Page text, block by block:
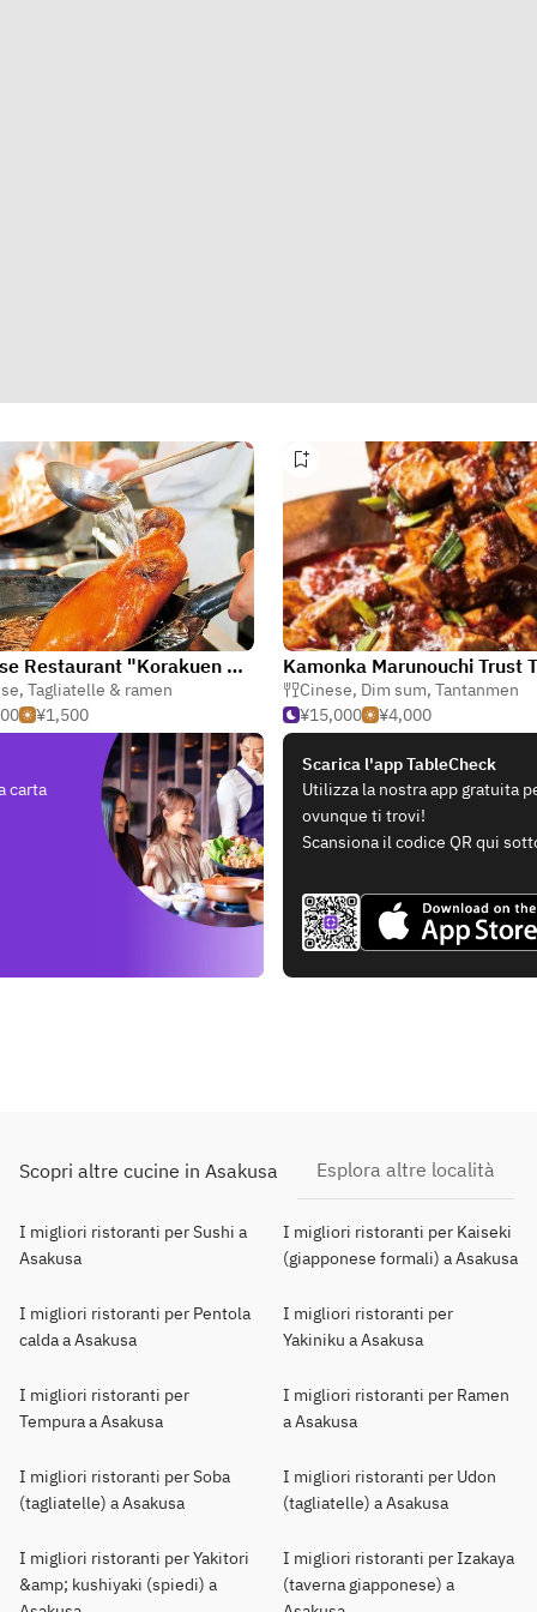
Chinese Restaurant "Korakuen Hanten"
, Tagliatelle & ramen
¥1,500
Kamonka Marunouchi Trust
Cinese, Dim sum, Tantanmen
¥15,000
¥4,000
carta
Scarica l'app TableCheck
Utilizza la nostra app gratuita
ovunque ti trovi!
Scansiona il codice QR qui
Scopri altre cucine in Asakusa Esplora altre località
I migliori ristoranti per Sushi a
Asakusa
I migliori ristoranti per Kaiseki
(giapponese formali) a Asakusa
I migliori ristoranti per Pentola
calda a Asakusa
I migliori ristoranti per
Yakiniku a Asakusa
I migliori ristoranti per
Tempura a Asakusa
I migliori ristoranti per Ramen
a Asakusa
I migliori ristoranti per Soba
(tagliatelle) a Asakusa
I migliori ristoranti per Udon
(tagliatelle) a Asakusa
I migliori ristoranti per Yakitori
&amp; kushiyaki (spiedi) a
I migliori ristoranti per Izakaya
(taverna giapponese) a